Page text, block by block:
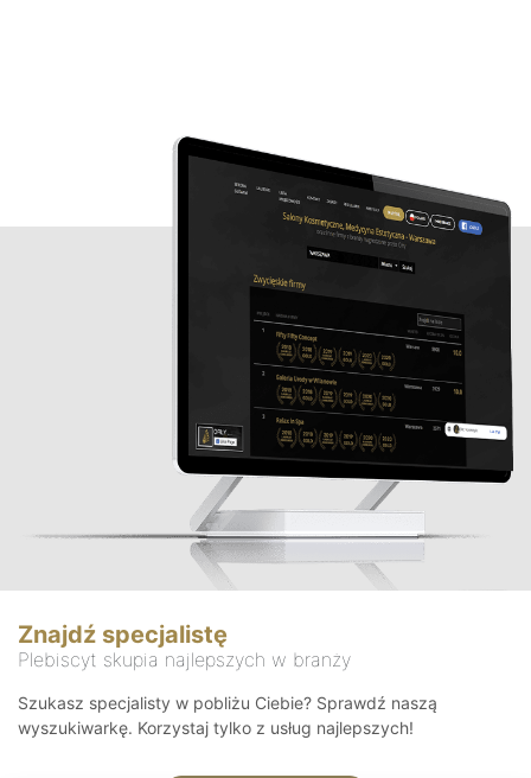
Znajdź specjalistę
Plebiscyt skupia najlepszych w branży
Szukasz specjalisty w pobliżu Ciebie? Sprawdź naszą
wyszukiwarkę. Korzystaj tylko z usług najlepszych!